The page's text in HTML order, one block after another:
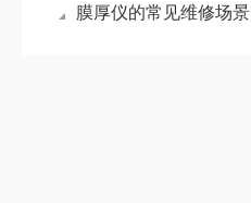
膜厚仪的常见维修场景